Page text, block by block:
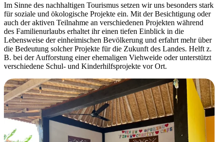
Im Sinne des nachhaltigen Tourismus setzen wir uns besonders stark
für soziale und ökologische Projekte ein. Mit der Besichtigung oder
auch der aktiven Teilnahme an verschiedenen Projekten während
des Familienurlaubs erhaltet ihr einen tiefen Einblick in die
Lebensweise der einheimischen Bevölkerung und erfahrt mehr über
die Bedeutung solcher Projekte für die Zukunft des Landes. Helft z.
B. bei der Aufforstung einer ehemaligen Viehweide oder unterstützt
verschiedene Schul- und Kinderhilfsprojekte vor Ort.